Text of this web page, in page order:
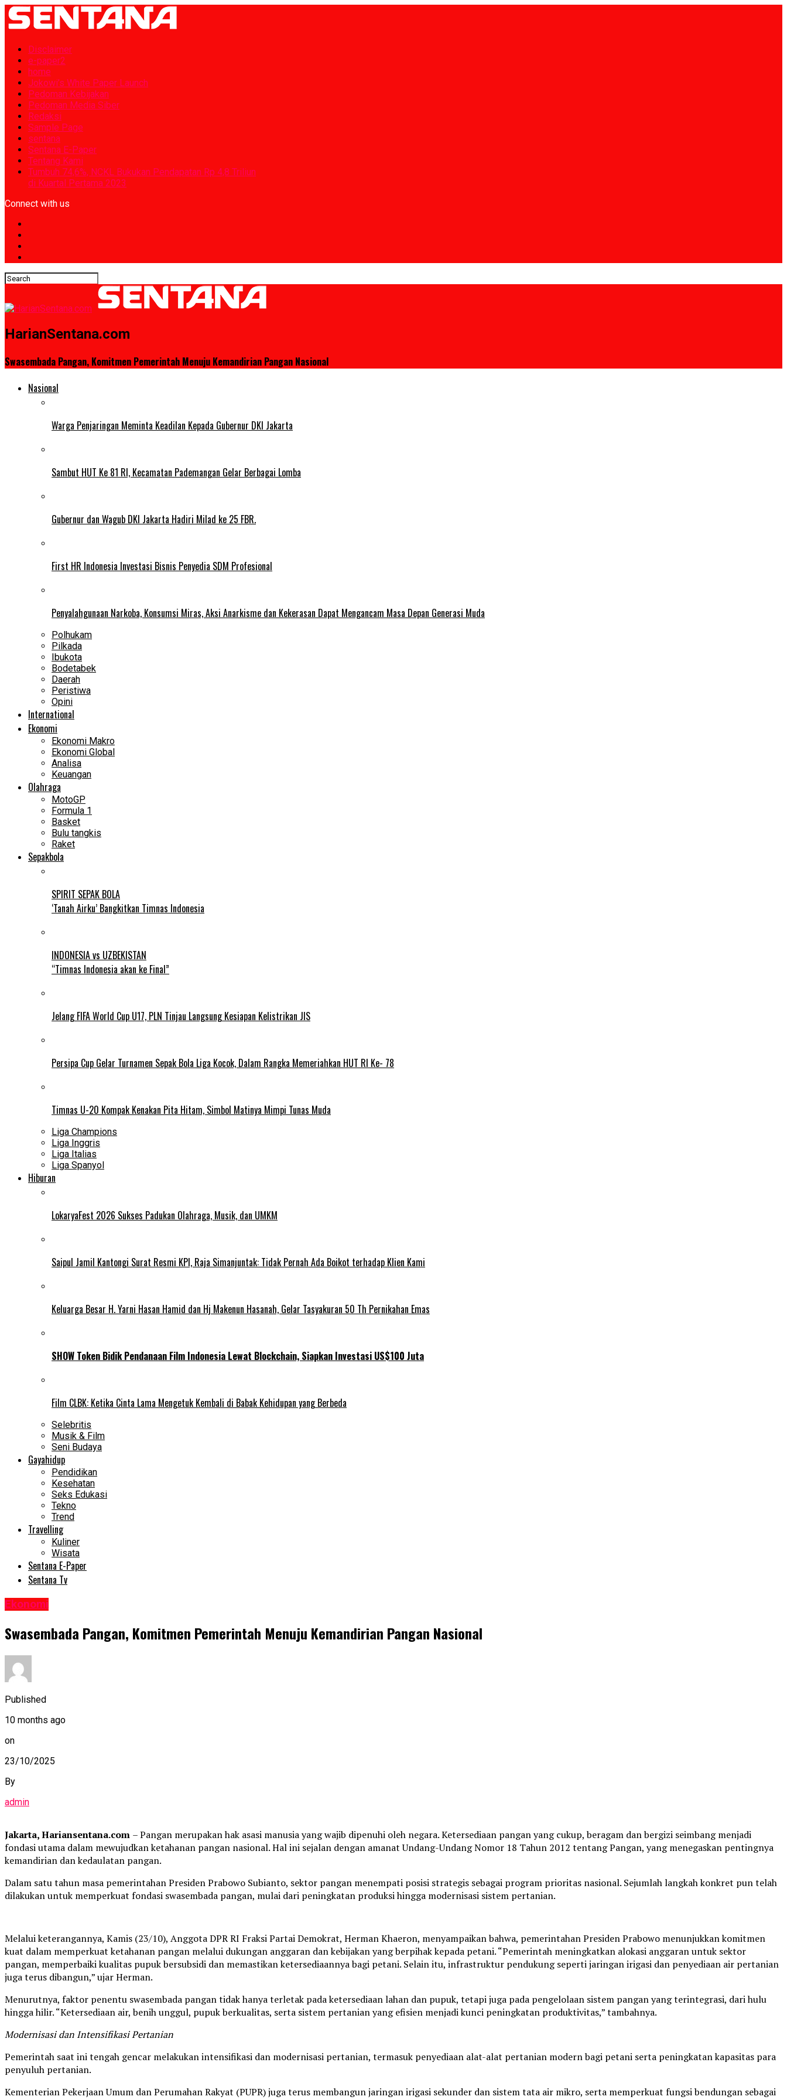
Disclaimer
e-paper2
home
Jokowi’s White Paper Launch
Pedoman Kebijakan
Pedoman Media Siber
Redaksi
Sample Page
sentana
Sentana E-Paper
Tentang Kami
Tumbuh 74,6%, NCKL Bukukan Pendapatan Rp 4,8 Triliun
di Kuartal Pertama 2023
Connect with us
HarianSentana.com
Swasembada Pangan, Komitmen Pemerintah Menuju Kemandirian Pangan Nasional
Nasional
Warga Penjaringan Meminta Keadilan Kepada Gubernur DKI Jakarta
Sambut HUT Ke 81 RI, Kecamatan Pademangan Gelar Berbagai Lomba
Gubernur dan Wagub DKI Jakarta Hadiri Milad ke 25 FBR.
First HR Indonesia Investasi Bisnis Penyedia SDM Profesional
Penyalahgunaan Narkoba, Konsumsi Miras, Aksi Anarkisme dan Kekerasan Dapat Mengancam Masa Depan Generasi Muda
Polhukam
Pilkada
Ibukota
Bodetabek
Daerah
Peristiwa
Opini
International
Ekonomi
Ekonomi Makro
Ekonomi Global
Analisa
Keuangan
Olahraga
MotoGP
Formula 1
Basket
Bulu tangkis
Raket
Sepakbola
SPIRIT SEPAK BOLA
‘Tanah Airku’ Bangkitkan Timnas Indonesia
INDONESIA vs UZBEKISTAN
“Timnas Indonesia akan ke Final”
Jelang FIFA World Cup U17, PLN Tinjau Langsung Kesiapan Kelistrikan JIS
Persipa Cup Gelar Turnamen Sepak Bola Liga Kocok, Dalam Rangka Memeriahkan HUT RI Ke- 78
Timnas U-20 Kompak Kenakan Pita Hitam, Simbol Matinya Mimpi Tunas Muda
Liga Champions
Liga Inggris
Liga Italias
Liga Spanyol
Hiburan
LokaryaFest 2026 Sukses Padukan Olahraga, Musik, dan UMKM
Saipul Jamil Kantongi Surat Resmi KPI, Raja Simanjuntak: Tidak Pernah Ada Boikot terhadap Klien Kami
Keluarga Besar H. Yarni Hasan Hamid dan Hj Makenun Hasanah, Gelar Tasyakuran 50 Th Pernikahan Emas
SHOW Token Bidik Pendanaan Film Indonesia Lewat Blockchain, Siapkan Investasi US$100 Juta
Film CLBK: Ketika Cinta Lama Mengetuk Kembali di Babak Kehidupan yang Berbeda
Selebritis
Musik & Film
Seni Budaya
Gayahidup
Pendidikan
Kesehatan
Seks Edukasi
Tekno
Trend
Travelling
Kuliner
Wisata
Sentana E-Paper
Sentana Tv
Ekonomi
Swasembada Pangan, Komitmen Pemerintah Menuju Kemandirian Pangan Nasional
Published
10 months ago
on
23/10/2025
By
admin
Jakarta, Hariansentana.com – Pangan merupakan hak asasi manusia yang wajib dipenuhi oleh negara. Ketersediaan pangan yang cukup, beragam dan bergizi seimbang menjadi
fondasi utama dalam mewujudkan ketahanan pangan nasional. Hal ini sejalan dengan amanat Undang-Undang Nomor 18 Tahun 2012 tentang Pangan, yang menegaskan pentingnya
kemandirian dan kedaulatan pangan.
Dalam satu tahun masa pemerintahan Presiden Prabowo Subianto, sektor pangan menempati posisi strategis sebagai program prioritas nasional. Sejumlah langkah konkret pun telah
dilakukan untuk memperkuat fondasi swasembada pangan, mulai dari peningkatan produksi hingga modernisasi sistem pertanian.
Melalui keterangannya, Kamis (23/10), Anggota DPR RI Fraksi Partai Demokrat, Herman Khaeron, menyampaikan bahwa, pemerintahan Presiden Prabowo menunjukkan komitmen
kuat dalam memperkuat ketahanan pangan melalui dukungan anggaran dan kebijakan yang berpihak kepada petani. “Pemerintah meningkatkan alokasi anggaran untuk sektor
pangan, memperbaiki kualitas pupuk bersubsidi dan memastikan ketersediaannya bagi petani. Selain itu, infrastruktur pendukung seperti jaringan irigasi dan penyediaan air pertanian
juga terus dibangun,” ujar Herman.
Menurutnya, faktor penentu swasembada pangan tidak hanya terletak pada ketersediaan lahan dan pupuk, tetapi juga pada pengelolaan sistem pangan yang terintegrasi, dari hulu
hingga hilir. “Ketersediaan air, benih unggul, pupuk berkualitas, serta sistem pertanian yang efisien menjadi kunci peningkatan produktivitas,” tambahnya.
Modernisasi dan Intensifikasi Pertanian
Pemerintah saat ini tengah gencar melakukan intensifikasi dan modernisasi pertanian, termasuk penyediaan alat-alat pertanian modern bagi petani serta peningkatan kapasitas para
penyuluh pertanian.
Kementerian Pekerjaan Umum dan Perumahan Rakyat (PUPR) juga terus membangun jaringan irigasi sekunder dan sistem tata air mikro, serta memperkuat fungsi bendungan sebagai